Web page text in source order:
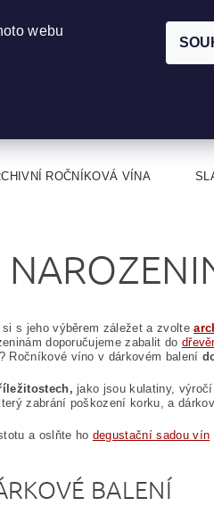
ROČNÍKOVÁ VÍNA
s jeho výběrem záležet a zvolte
doporučujeme zabalit do
Ročníkové víno v dárkovém balení
jako jsou kulatiny,
zabrání poškození korku, a
a oslňte ho degustační sadou vín
BALENÍ
webu